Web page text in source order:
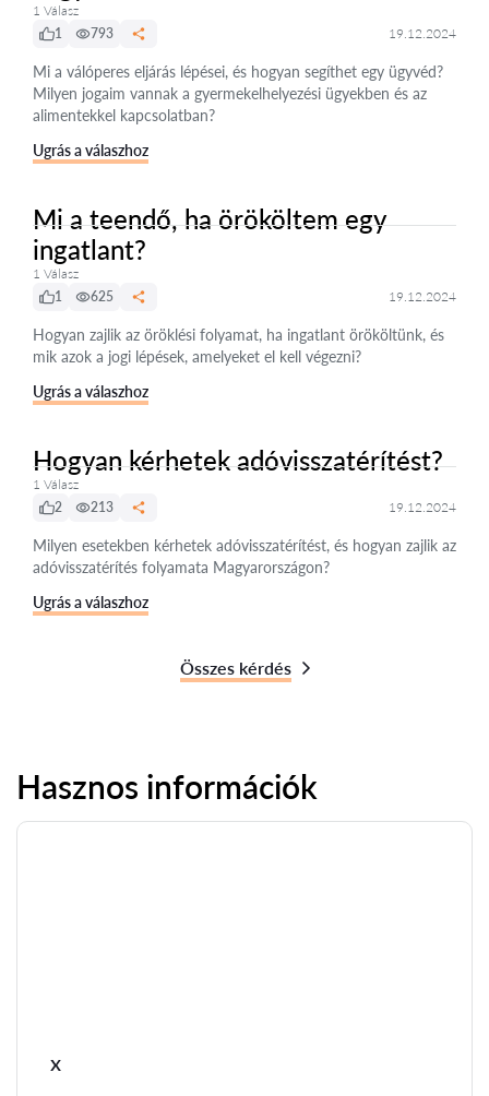
1 Válasz
1
793 19.12.2024
Mi a válóperes eljárás lépései, és hogyan segíthet egy ügyvéd?
Milyen jogaim vannak a gyermekelhelyezési ügyekben és az
alimentekkel kapcsolatban?
Ugrás a válaszhoz
Mi a teendő, ha örököltem egy
ingatlant?
1 Válasz
1
625 19.12.2024
Hogyan zajlik az öröklési folyamat, ha ingatlant örököltünk, és
mik azok a jogi lépések, amelyeket el kell végezni?
Ugrás a válaszhoz
Hogyan kérhetek adóvisszatérítést?
1 Válasz
2
213 19.12.2024
Milyen esetekben kérhetek adóvisszatérítést, és hogyan zajlik az
adóvisszatérítés folyamata Magyarországon?
Ugrás a válaszhoz
Összes kérdés
Hasznos információk
x